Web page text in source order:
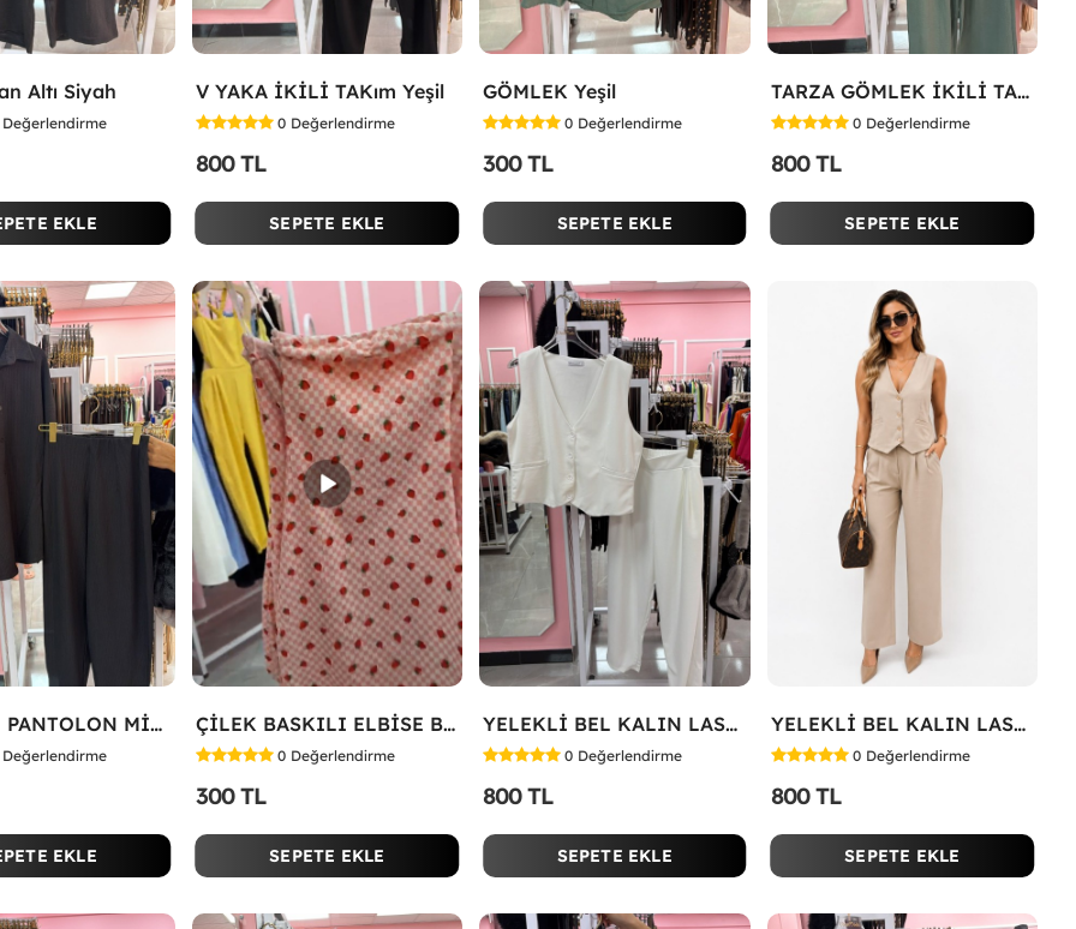
Altı Siyah
Değerlendirme
EKLE
V YAKA İKİLİ TAKım Yeşil
0 Değerlendirme
800 TL
SEPETE EKLE
GÖMLEK Yeşil
0 Değerlendirme
300 TL
SEPETE EKLE
TARZA GÖMLEK İKİLİ TAKIM KOT KUMAŞ Yeşil
0 Değerlendirme
800 TL
SEPETE EKLE
HAVUÇLU PANTOLON MİYASE TAKIM Siyah
Değerlendirme
EKLE
ÇİLEK BASKILI ELBİSE Bej
0 Değerlendirme
300 TL
SEPETE EKLE
YELEKLİ BEL KALIN LASTİK İKİLİ TAKIM Beyaz
0 Değerlendirme
800 TL
SEPETE EKLE
YELEKLİ BEL KALIN LASTİK İKİLİ TAKIM Bej
0 Değerlendirme
800 TL
SEPETE EKLE